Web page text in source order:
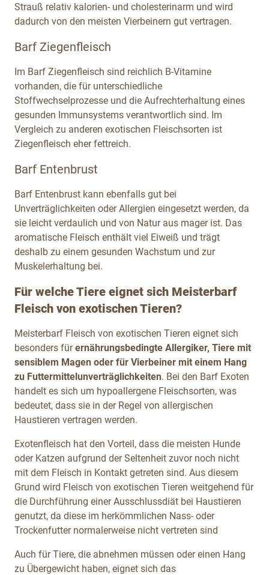
Strauß relativ kalorien- und cholesterinarm und wird
dadurch von den meisten Vierbeinern gut vertragen.
Barf Ziegenfleisch
Im Barf Ziegenfleisch sind reichlich B-Vitamine
vorhanden, die für unterschiedliche
Stoffwechselprozesse und die Aufrechterhaltung eines
gesunden Immunsystems verantwortlich sind. Im
Vergleich zu anderen exotischen Fleischsorten ist
Ziegenfleisch eher fettreich.
Barf Entenbrust
Barf Entenbrust kann ebenfalls gut bei
Unverträglichkeiten oder Allergien eingesetzt werden, da
sie leicht verdaulich und von Natur aus mager ist. Das
aromatische Fleisch enthält viel Eiweiß und trägt
deshalb zu einem gesunden Wachstum und zur
Muskelerhaltung bei.
Für welche Tiere eignet sich Meisterbarf
Fleisch von exotischen Tieren?
Meisterbarf Fleisch von exotischen Tieren eignet sich
besonders fürernährungsbedingte Allergiker, Tiere mit
sensiblem Magen oder für Vierbeiner mit einem Hang
zu Futtermittelunverträglichkeiten. Bei den Barf Exoten
handelt es sich um hypoallergene Fleischsorten, was
bedeutet, dass sie in der Regel von allergischen
Haustieren vertragen werden.
Exotenfleisch hat den Vorteil, dass die meisten Hunde
oder Katzen aufgrund der Seltenheit zuvor noch nicht
mit dem Fleisch in Kontakt getreten sind. Aus diesem
Grund wird Fleisch von exotischen Tieren weitgehend für
die Durchführung einer Ausschlussdiät bei Haustieren
genutzt, da diese im herkömmlichen Nass- oder
Trockenfutter normalerweise nicht vertreten sind
Auch für Tiere, die abnehmen müssen oder einen Hang
zu Übergewicht haben, eignet sich das